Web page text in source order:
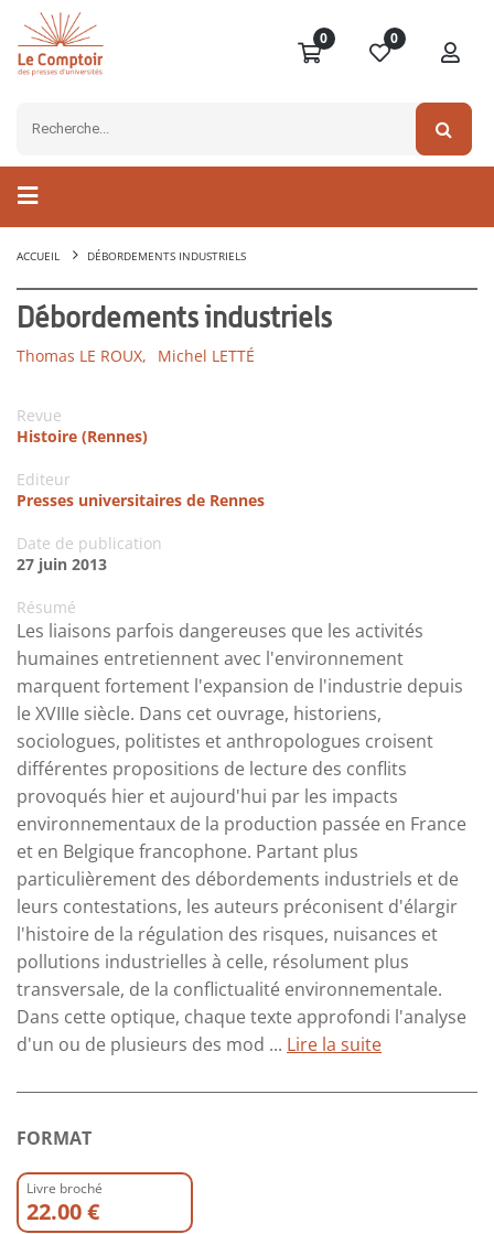
0 0
ACCUEIL DÉBORDEMENTS INDUSTRIELS
Débordements industriels
Thomas LE ROUX, Michel LETTÉ
Revue
Histoire (Rennes)
Editeur
Presses universitaires de Rennes
Date de publication
27 juin 2013
Résumé
Les liaisons parfois dangereuses que les activités
humaines entretiennent avec l'environnement
marquent fortement l'expansion de l'industrie depuis
le XVIIIe siècle. Dans cet ouvrage, historiens,
sociologues, politistes et anthropologues croisent
différentes propositions de lecture des conflits
provoqués hier et aujourd'hui par les impacts
environnementaux de la production passée en France
et en Belgique francophone. Partant plus
particulièrement des débordements industriels et de
leurs contestations, les auteurs préconisent d'élargir
l'histoire de la régulation des risques, nuisances et
pollutions industrielles à celle, résolument plus
transversale, de la conflictualité environnementale.
Dans cette optique, chaque texte approfondi l'analyse
d'un ou de plusieurs des mod ... Lire la suite
FORMAT
Livre broché
22.00 €